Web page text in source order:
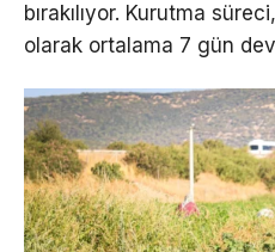
bırakılıyor. Kurutma
olarak ortalama 7 gün